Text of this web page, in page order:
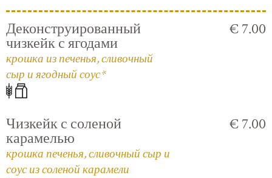
Деконструированный
чизкейк с ягодами
крошка из печенья, сливочный
сыр и ягодный соус*
€ 7.00
Чизкейк с соленой
карамелью
крошка печенья, сливочный сыр и
соус из соленой карамели
€ 7.00